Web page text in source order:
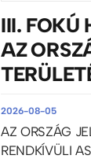
III. FOKÚ
AZ
2026-08-05
AZ ORSZÁG
RENDKÍVÜLI